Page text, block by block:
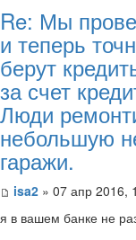
Re: Мы
и теперь
берут
за счет
Люди
небольшую
гаражи.
isa2 » 07 апр 2016,
я в вашем банке не